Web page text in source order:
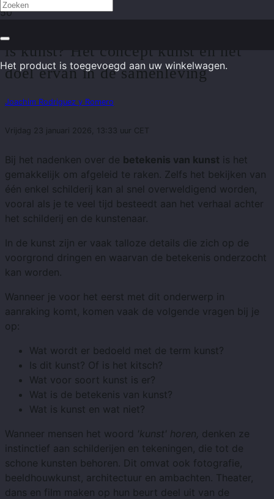
Het product is toegevoegd aan uw winkelwagen.
is kunst? Het concept kunst en het
doel ervan in de samenleving
Joachim Rodriguez y Romero
Vrijdag 23 januari 2026, 13:33 uur CET
Bij het nadenken over de betekenis van kunst is het
gemakkelijk om afgeleid te raken. Zelfs het bekijken van
één enkel schilderij kan al snel overweldigend worden,
vooral als je te veel tijd besteedt aan het verhaal achter
het schilderij en de kunstenaar.
In de kunst zijn er vaak talloze details die zich op de
voorgrond dringen en waarvan de betekenis onderzocht
kan worden.
Wanneer je voor het eerst met dit onderwerp in
aanraking komt, komen vaak de volgende vragen bij je
op:
Wat wordt er bedoeld met de term kunst?
Is dit kunst? Of is het kitsch?
Wat voor soort kunst is er?
Wat is de betekenis van kunst?
Wat is kunst en wat niet?
Wanneer mensen het woord 'kunst' horen, denken ze
instinctief aan schilderijen en tekeningen, die tot de
schone kunsten behoren. Dit omvat ook fotografie,
beeldhouwkunst, architectuur en ambachten. Theater,
dans en film maken op hun beurt deel uit van de